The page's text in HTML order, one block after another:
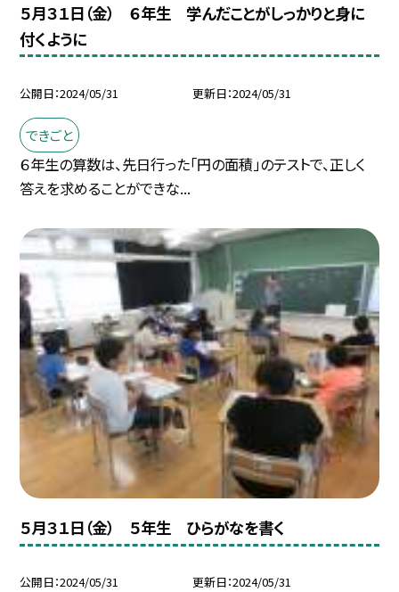
５月３１日（金） ６年生 学んだことがしっかりと身に
付くように
公開日 2024/05/31 更新日 2024/05/31
できごと
６年生の算数は、先日行った「円の面積」のテストで、正しく
答えを求めることができな...
５月３１日（金） ５年生 ひらがなを書く
公開日 2024/05/31 更新日 2024/05/31